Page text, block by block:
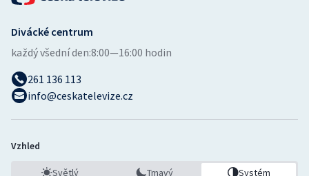
Divácké centrum
každý všední den:8:00—16:00 hodin
261 136 113
info@ceskatelevize.cz
Vzhled
Světlý Tmavý Systém